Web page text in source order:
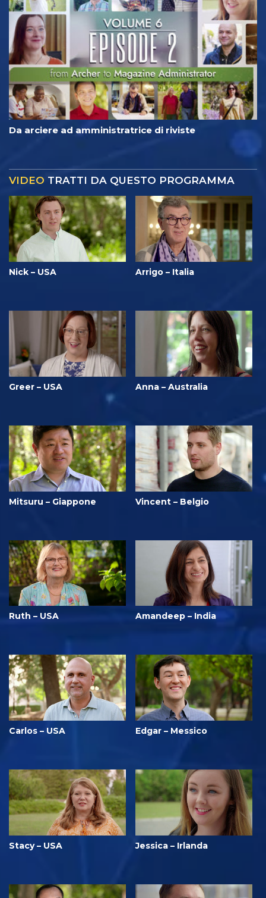
Da arciere ad amministratrice di riviste
VIDEO TRATTI DA QUESTO PROGRAMMA
Nick – USA Arrigo – Italia
Greer – USA Anna – Australia
Mitsuru – Giappone Vincent – Belgio
Ruth – USA Amandeep – India
Carlos – USA Edgar – Messico
Stacy – USA Jessica – Irlanda